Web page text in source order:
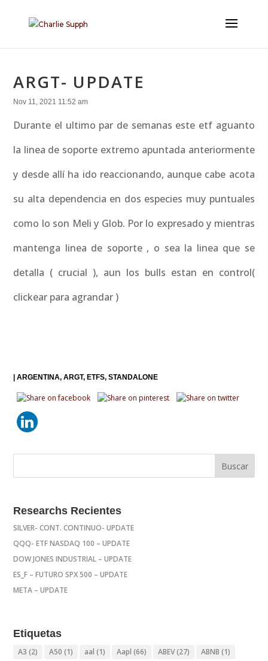
ARGT- UPDATE
Nov 11, 2021 11:52 am
Durante el ultimo par de semanas este etf aguanto
la linea de soporte extremo apuntada anteriormente
y desde allí ha ido reaccionando, aunque cabe acota
su alta dependencia en dos especies muy puntuales
como lo son Meli y Glob. Por lo expresado y mientras
mantenga linea de soporte , o sea la linea que se
detalla ( crucial ), aun los bulls estan en control(
clickear para agrandar )
|ARGENTINA ARGT ETFS STANDALONE
Researchs Recientes
SILVER- CONT. CONTINUO- UPDATE
QQQ- ETF NASDAQ 100 – UPDATE
DOW JONES INDUSTRIAL – UPDATE
ES_F – FUTURO SPX 500 – UPDATE
META – UPDATE
Etiquetas
A3 (2) A50 (1) aal (1) Aapl (66) ABEV(27) ABNB (1)